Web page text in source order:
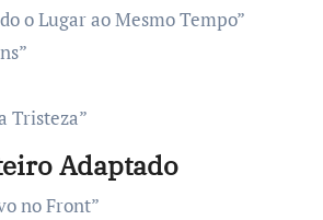
o Lugar ao Mesmo Tempo”
Tristeza”
Adaptado
no Front”